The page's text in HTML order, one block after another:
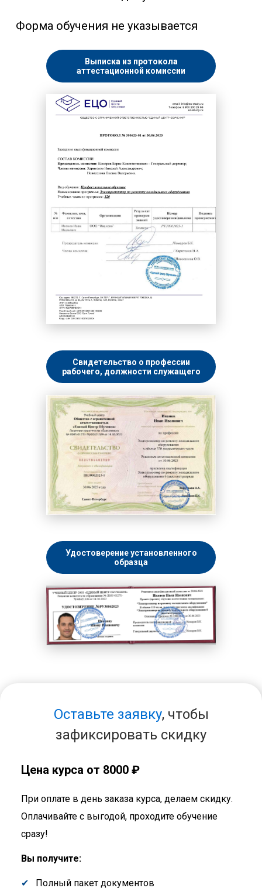
Форма обучения не указывается
Выписка из протокола
аттестационной комиссии
Свидетельство о профессии
рабочего, должности служащего
Удостоверение установленного
образца
Оставьте заявку, чтобы
зафиксировать скидку
Цена курса от 8000 ₽
При оплате в день заказа курса, делаем скидку.
Оплачивайте с выгодой, проходите обучение
сразу!
Вы получите:
Полный пакет документов